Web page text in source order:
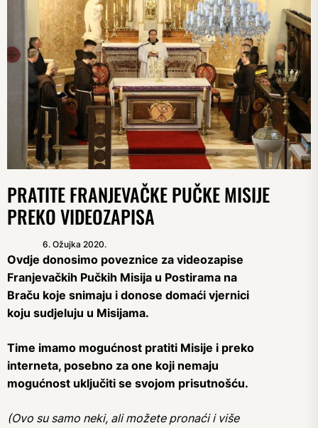
PRATITE FRANJEVAČKE PUČKE MISIJE
PREKO VIDEOZAPISA
6. Ožujka 2020.
Ovdje donosimo poveznice za videozapise
Franjevačkih Pučkih Misija u Postirama na
Braču koje snimaju i donose domaći vjernici
koju sudjeluju u Misijama.
Time imamo mogućnost pratiti Misije i preko
interneta, posebno za one koji nemaju
mogućnost uključiti se svojom prisutnošću.
(Ovo su samo neki, ali možete pronaći i više